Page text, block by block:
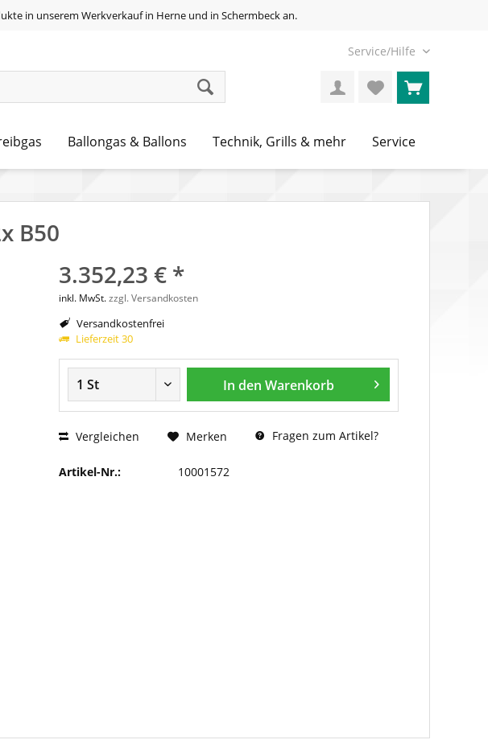
in unserem Werkverkauf in Herne und in Schermbeck an.
Service/Hilfe
Ballongas & Ballons Technik, Grills & mehr Service
B50
3.352,23 € *
inkl. MwSt.zzgl. Versandkosten
Versandkostenfrei
Lieferzeit 30
In den Warenkorb
Vergleichen Merken Fragen zum Artikel?
Artikel-Nr.: 10001572